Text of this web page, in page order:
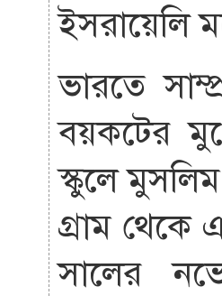
ইসরায়েলি
ভারতে
বয়কটের
স্কুলে
গ্রাম থেকে
সালের